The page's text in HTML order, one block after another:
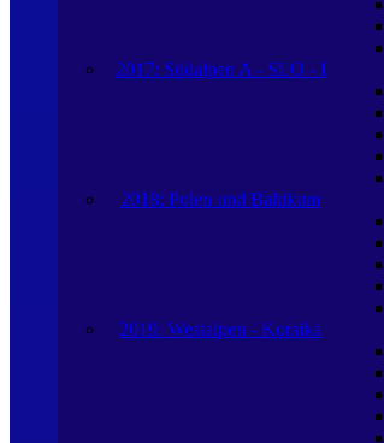
2017: Südalpen A - SLO - I
2018: Polen und Baltikum
2019: Westalpen - Korsika